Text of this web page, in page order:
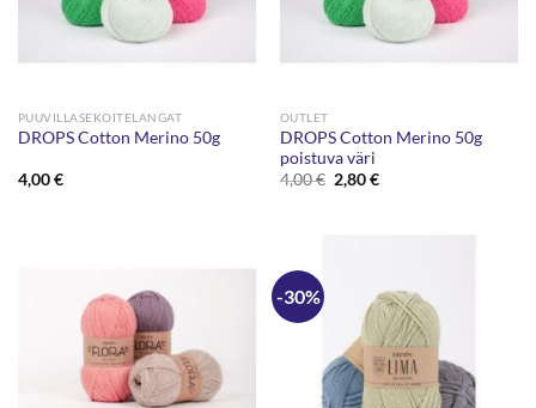
PUUVILLASEKOITELANGAT
DROPS Cotton Merino 50g
4,00€
OUTLET
DROPS Cotton Merino 50g
poistuva väri
4,00€ Alkuperäinen
hinta
2,80€Nykyinen
-30%